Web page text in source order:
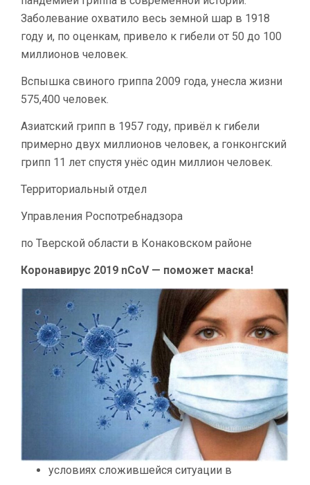
Заболевание охватило весь земной шар в 1918
году и, по оценкам, привело к гибели от 50 до 100
миллионов человек.
Вспышка свиного гриппа 2009 года, унесла жизни
575,400 человек.
Азиатский грипп в 1957 году, привёл к гибели
примерно двух миллионов человек, а гонконгский
грипп 11 лет спустя унёс один миллион человек.
Территориальный отдел
Управления Роспотребнадзора
по Тверской области в Конаковском районе
Коронавирус 2019 nCoV — поможет маска!
условиях сложившейся ситуации в